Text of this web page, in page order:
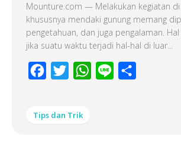
Mounture.com — Melakukan kegiatan
khususnya mendaki gunung memang
pengetahuan, dan juga pengalaman.
jika suatu waktu terjadi hal-hal di luar...
Facebook
Twitter WhatsApp
Line
Tips dan Trik